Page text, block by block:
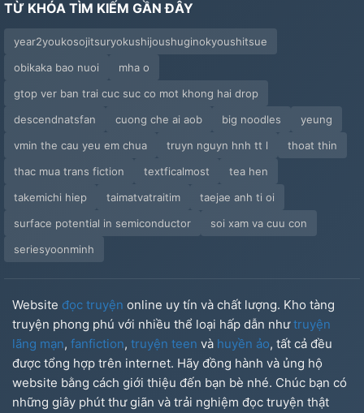
TỪ KHÓA TÌM KIẾM GẦN ĐÂY
year2youkosojitsuryokushijoushuginokyoushitsue
obikaka bao nuoi
mha o
gtop ver ban trai cuc suc co mot khong hai drop
descendnatsfan
cuong che ai aob big noodles
yeung
vmin the cau yeu em chua
truyn nguyn hnh tt l
thoat thin
thac mua trans fiction
textficalmost
tea hen
takemichi hiep
taimatvatraitim
taejae anh ti oi
surface potential in semiconductor
soi xam va cuu con
seriesyoonminh
Website đọc truyện online uy tín và chất lượng. Kho tàng
truyện phong phú với nhiều thể loại hấp dẫn nhưtruyện
lãng mạn, fanfiction, truyện teen và huyền ảo, tất cả đều
được tổng hợp trên internet. Hãy đồng hành và ủng hộ
website bằng cách giới thiệu đến bạn bè nhé. Chúc bạn có
những giây phút thư giãn và trải nghiệm đọc truyện thật